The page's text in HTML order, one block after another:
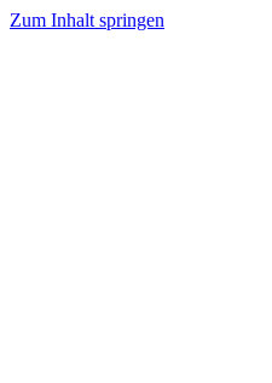
Zum Inhalt springen